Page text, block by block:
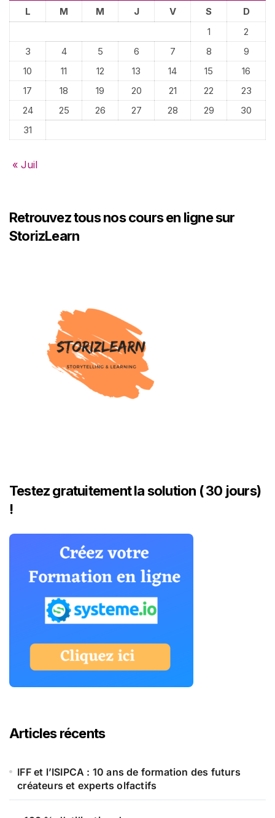
L M M J V S
D
1
2
3
4 5 6 7 8
9
10
11 12 13 14 15
16
17
18 19 20 21 22
23
24
25 26 27 28 29
30
31
« Juil
Retrouvez tous nos cours en ligne sur
StorizLearn
Testez gratuitement la solution ( 30 jours)
!
Articles récents
IFF et l’ISIPCA : 10 ans de formation des futurs
créateurs et experts olfactifs